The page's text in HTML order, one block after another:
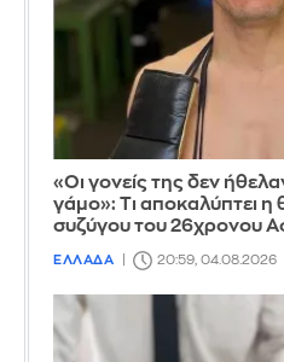
«Οι γονείς της δεν
γάμο»: Τι αποκαλύπτει η
συζύγου του 26χρονου
ΕΛΛΑΔΑ 20:59, 04.08.2026